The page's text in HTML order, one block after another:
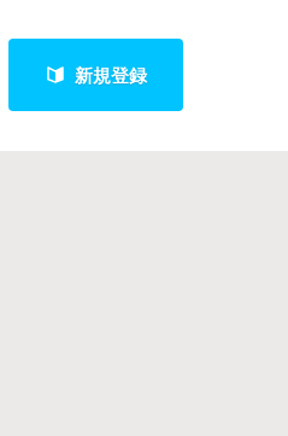
新規登録